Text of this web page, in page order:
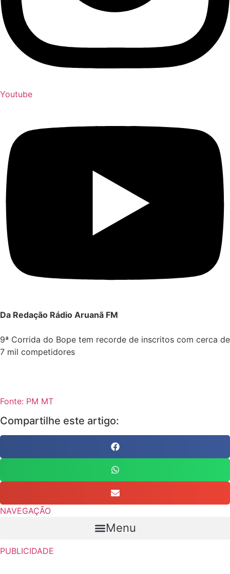
Youtube
Da Redação Rádio Aruanã FM
9ª Corrida do Bope tem recorde de inscritos com cerca de
7 mil competidores
Fonte: PM MT
Compartilhe este artigo:
NAVEGAÇÃO
Menu
PUBLICIDADE